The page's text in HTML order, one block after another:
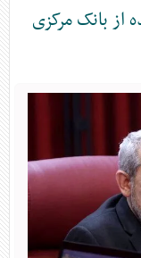
از بانک مرکزی